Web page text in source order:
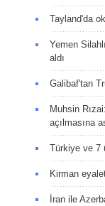
Tayland'da
Yemen
aldı
Galibaf'tan
Muhsin
açılmasına
Türkiye ve 7
Kirman
İran ile